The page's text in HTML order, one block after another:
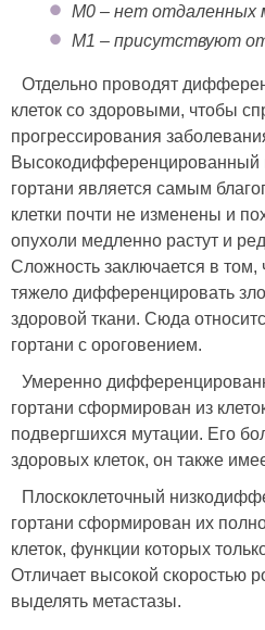
M0 – нет отдаленных
M1 – присутствуют
Отдельно проводят
клеток со здоровыми, чтобы
прогрессирования
Высокодифференцированный
гортани является самым
клетки почти не изменены и
опухоли медленно растут и
Сложность заключается в том,
тяжело дифференцировать
здоровой ткани. Сюда
гортани с ороговением.
Умеренно
гортани сформирован из
подвергшихся мутации. Его
здоровых клеток, он также
Плоскоклеточный
гортани сформирован их
клеток, функции которых
Отличает высокой скоростью
выделять метастазы.